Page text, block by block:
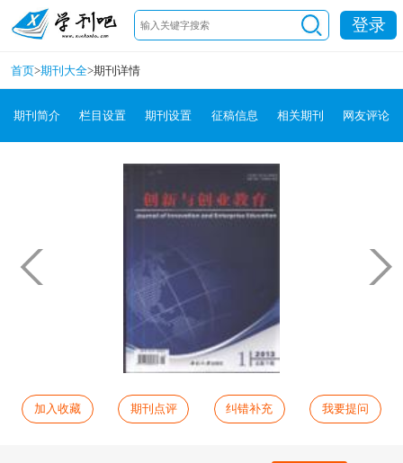
登录
首页>期刊大全>期刊详情
期刊简介 栏目设置 期刊设置 征稿信息 相关期刊 网友评论
加入收藏 期刊点评 纠错补充 我要提问